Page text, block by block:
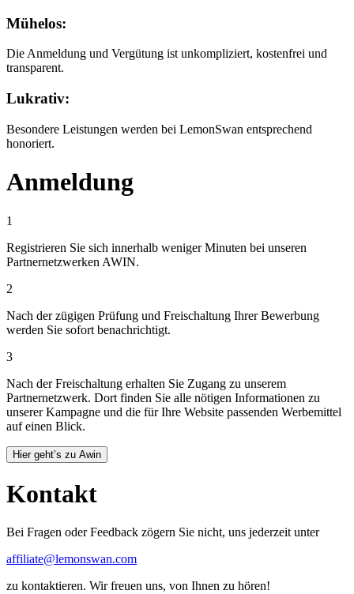
Mühelos:
Die Anmeldung und Vergütung ist unkompliziert, kostenfrei und
transparent.
Lukrativ:
Besondere Leistungen werden bei LemonSwan entsprechend
honoriert.
Anmeldung
1
Registrieren Sie sich innerhalb weniger Minuten bei unseren
Partnernetzwerken AWIN.
2
Nach der zügigen Prüfung und Freischaltung Ihrer Bewerbung
werden Sie sofort benachrichtigt.
3
Nach der Freischaltung erhalten Sie Zugang zu unserem
Partnernetzwerk. Dort finden Sie alle nötigen Informationen zu
unserer Kampagne und die für Ihre Website passenden Werbemittel
auf einen Blick.
Hier geht’s zu Awin
Kontakt
Bei Fragen oder Feedback zögern Sie nicht, uns jederzeit unter
affiliate@lemonswan.com
zu kontaktieren. Wir freuen uns, von Ihnen zu hören!